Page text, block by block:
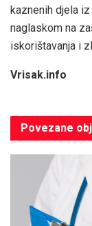
kaznenih djela
naglaskom na
iskorištavanja i
Vrisak.info
Povezane